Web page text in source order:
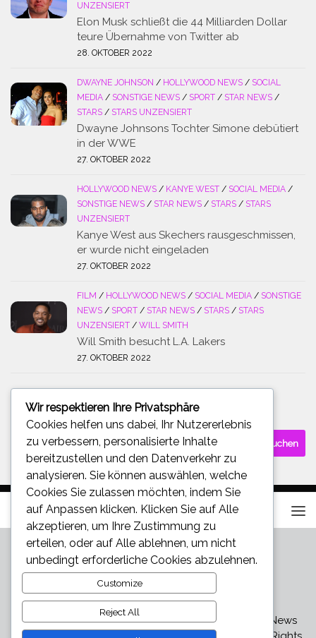
UNZENSIERT
Elon Musk schließt die 44 Milliarden Dollar
teure Übernahme von Twitter ab
28. OKTOBER 2022
DWAYNE JOHNSON / HOLLYWOOD NEWS / SOCIAL
MEDIA / SONSTIGE NEWS / SPORT / STAR NEWS /
STARS / STARS UNZENSIERT
Dwayne Johnsons Tochter Simone debütiert
in der WWE
27. OKTOBER 2022
HOLLYWOOD NEWS / KANYE WEST / SOCIAL MEDIA /
SONSTIGE NEWS / STAR NEWS / STARS / STARS
UNZENSIERT
Kanye West aus Skechers rausgeschmissen,
er wurde nicht eingeladen
27. OKTOBER 2022
FILM / HOLLYWOOD NEWS / SOCIAL MEDIA / SONSTIGE
NEWS / SPORT / STAR NEWS / STARS / STARS
UNZENSIERT / WILL SMITH
Will Smith besucht L.A. Lakers
27. OKTOBER 2022
Suchen
nach:
Star und Promi News - Aktuelle Bilder, Videos und News
Wir respektieren Ihre Privatsphäre
Cookies helfen uns dabei, Ihr Nutzererlebnis
zu verbessern, personalisierte Inhalte
bereitzustellen und den Datenverkehr zu
analysieren. Sie können auswählen, welche
Cookies Sie zulassen möchten, indem Sie
auf Anpassen klicken. Klicken Sie auf Alle
akzeptieren , um Ihre Zustimmung zu
erteilen, oder auf Alle ablehnen , um nicht
unbedingt erforderliche Cookies abzulehnen.
Customize
Reject All